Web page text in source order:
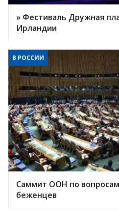
» Фестиваль Дружная
Ирландии
В РОССИИ
Саммит ООН по
беженцев